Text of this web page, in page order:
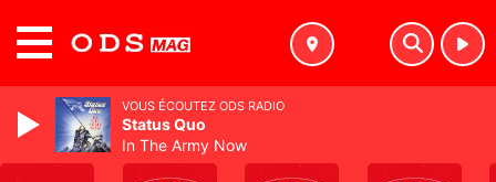
VOUS ÉCOUTEZ ODS RADIO
Status Quo
In The Army Now